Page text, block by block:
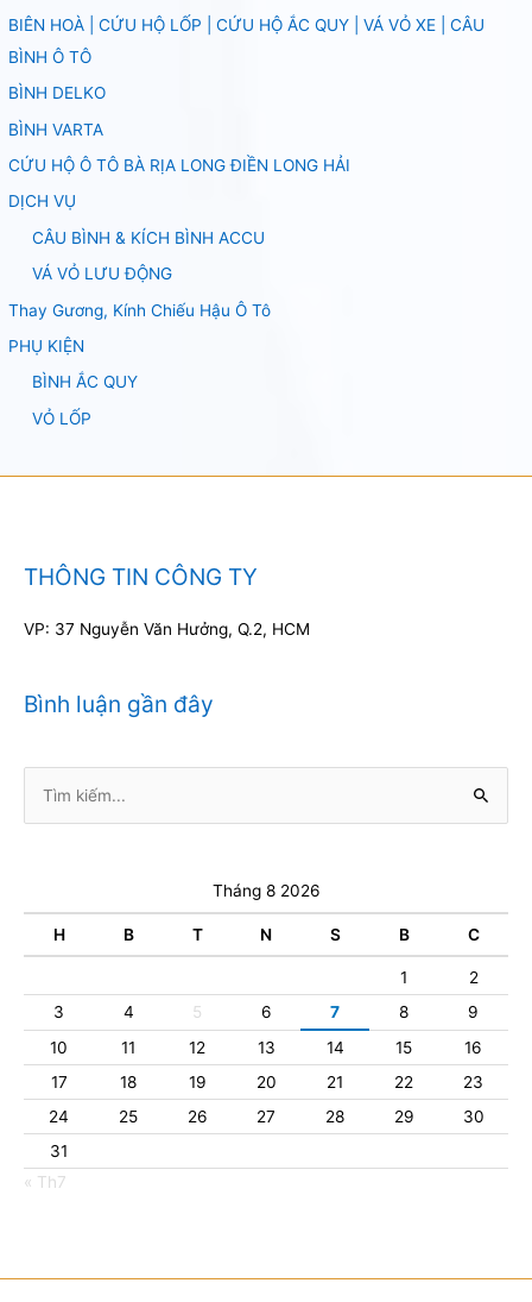
BIÊN HOÀ | CỨU HỘ LỐP | CỨU HỘ ẮC QUY | VÁ VỎ XE | CÂU
BÌNH Ô TÔ
BÌNH DELKO
BÌNH VARTA
CỨU HỘ Ô TÔ BÀ RỊA LONG ĐIỀN LONG HẢI
DỊCH VỤ
CÂU BÌNH & KÍCH BÌNH ACCU
VÁ VỎ LƯU ĐỘNG
Thay Gương, Kính Chiếu Hậu Ô Tô
PHỤ KIỆN
BÌNH ẮC QUY
VỎ LỐP
THÔNG TIN CÔNG TY
VP: 37 Nguyễn Văn Hưởng, Q.2, HCM
Bình luận gần đây
kiếm:
Tháng 8 2026
H B T N S B C
1
2
3
4 5 6 7 8
9
10
11 12 13 14 15
16
17
18 19 20 21 22
23
24
25 26 27 28 29
30
31
« Th7